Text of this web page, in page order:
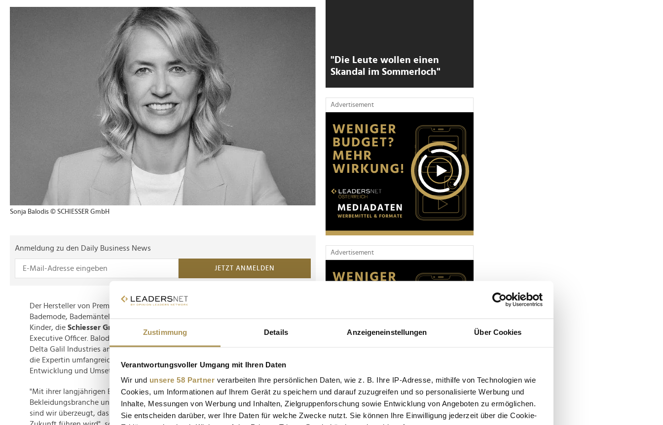
Zustimmung Details Anzeigeneinstellungen Über Cookies
Verantwortungsvoller Umgang mit Ihren Daten
Wir und unsere 58 Partner verarbeiten Ihre persönlichen Daten, wie z. B. Ihre IP-Adresse, mithilfe von Technologien wie
Cookies, um Informationen auf Ihrem Gerät zu speichern und darauf zuzugreifen und so personalisierte Werbung und
Inhalte, Messungen von Werbung und Inhalten, Zielgruppenforschung sowie Entwicklung von Angeboten zu ermöglichen.
Sie entscheiden darüber, wer Ihre Daten für welche Zwecke nutzt. Sie können Ihre Einwilligung jederzeit über die Cookie-
Sonja Balodis © SCHIESSER GmbH
Anmeldung zu den Daily Business News
JETZT ANMELDEN
Der Hersteller von Premium Unterwäsche, BHs, Nachtwäsche, Socken,
Bademode, Bademäntel, Bett- und Frottierwäsche für Damen, Herren und
Kinder, die Schiesser Group,
Executive Officer. Balodis wird ihre Tätigkeit beim Tochterunternehmen von
Delta Galil Industries am 3. März 2025 aufnehmen. Für diese Position bringt
die Expertin umfangreiche Erfahrung im Markenmanagement sowie in der
Entwicklung und Umsetzung von Unternehmens- und Markenstrategien mit.
"Mit ihrer langjährigen Erfahrung in der globalen Mode- und
Bekleidungsbranche und ihrer nachweislichen Expertise in Markenstrategie
sind wir überzeugt, dass Sonja Balodis die Marke Schiesser erfolgreich in die
"Die Leute wollen einen
Skandal im Sommerloch"
Advertisement
Advertisement